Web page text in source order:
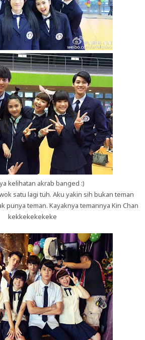
kelihatan akrab banged :)
satu lagi tuh. Aku yakin sih bukan teman
punya teman. Kayaknya temannya Kin Chan
kekkekekekeke